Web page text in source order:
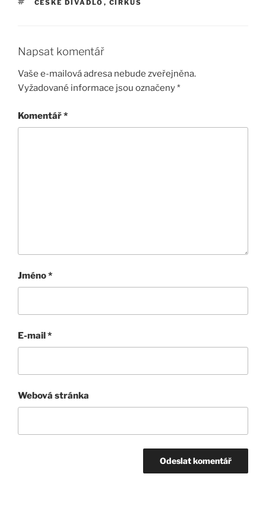
ČESKÉ DIVADLO , CIRKUS
Napsat komentář
Vaše e-mailová adresa nebude zveřejněna.
Vyžadované informace jsou označeny*
Komentář*
Jméno*
E-mail*
Webová stránka